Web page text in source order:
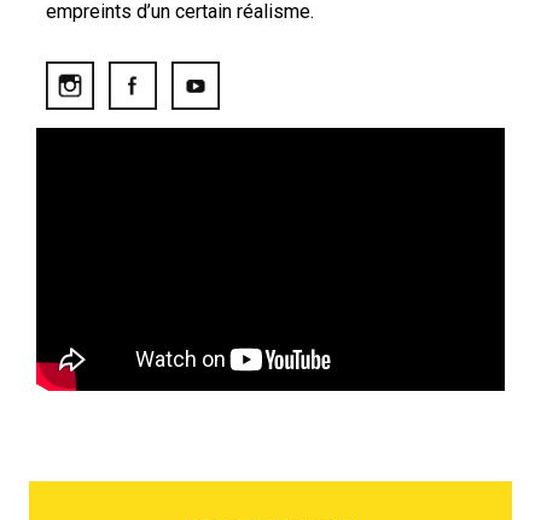
empreints d’un certain réalisme.